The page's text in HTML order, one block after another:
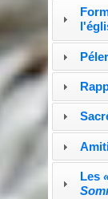
Les